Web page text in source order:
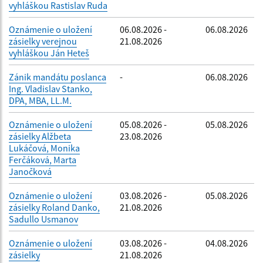
vyhláškou Rastislav Ruda
Oznámenie o uložení
zásielky verejnou
vyhláškou Ján Heteš
06.08.2026 -
21.08.2026
06.08.2026
Zánik mandátu poslanca
Ing. Vladislav Stanko,
DPA, MBA, LL.M.
- 06.08.2026
Oznámenie o uložení
zásielky Alžbeta
Lukáčová, Monika
Ferčáková, Marta
Janočková
05.08.2026 -
23.08.2026
05.08.2026
Oznámenie o uložení
zásielky Roland Danko,
Sadullo Usmanov
03.08.2026 -
21.08.2026
05.08.2026
Oznámenie o uložení
zásielky
03.08.2026 -
21.08.2026
04.08.2026